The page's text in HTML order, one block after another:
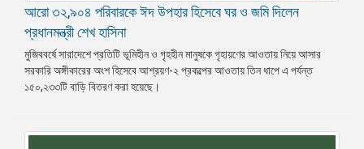
আরো ৩২,৯০৪ পরিবারকে ঈদ উপহার হিসেবে ঘর ও জমি দিলেন
প্রধানমন্ত্রী শেখ হাসিনা
মুজিববর্ষে সারাদেশে প্রতিটি ভূমিহীন ও গৃহহীন মানুষকে গৃহায়ণের আওতায় নিয়ে আসার
সরকারি অঙ্গীকারের অংশ হিসেবে আশ্রয়ণ-২ প্রকল্পের আওতায় তিন ধাপে এ পর্যন্ত
১৫০,২৩৩টি বাড়ি বিতরণ করা হয়েছে।